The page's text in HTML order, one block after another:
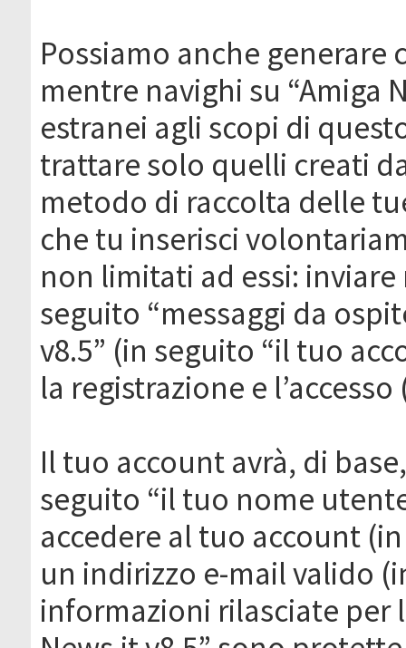
Possiamo anche
mentre navighi su “Amiga
estranei agli scopi di
trattare solo quelli creati
metodo di raccolta delle
che tu inserisci
non limitati ad essi:
seguito “messaggi da
v8.5” (in seguito “il tuo
la registrazione e
Il tuo account avrà, di
seguito “il tuo nome
accedere al tuo account
un indirizzo e-mail valido
informazioni rilasciate per